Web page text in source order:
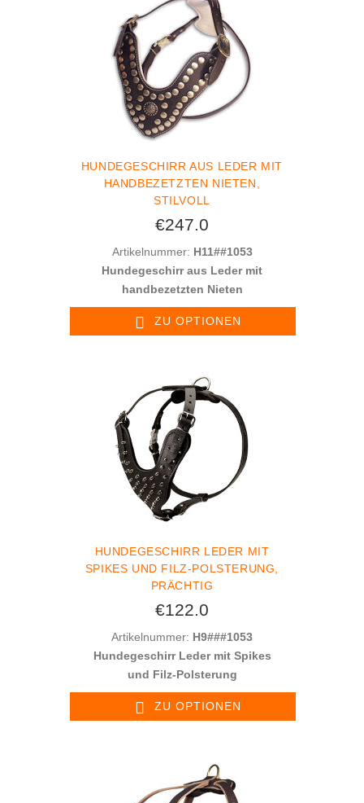
HUNDEGESCHIRR AUS LEDER MIT
HANDBEZETZTEN NIETEN,
STILVOLL
€247.0
Artikelnummer: H11##1053
Hundegeschirr aus Leder mit
handbezetzten Nieten
ZU OPTIONEN
HUNDEGESCHIRR LEDER MIT
SPIKES UND FILZ-POLSTERUNG,
PRÄCHTIG
€122.0
Artikelnummer: H9###1053
Hundegeschirr Leder mit Spikes
und Filz-Polsterung
ZU OPTIONEN